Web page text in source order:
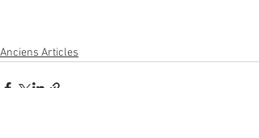
Anciens Articles